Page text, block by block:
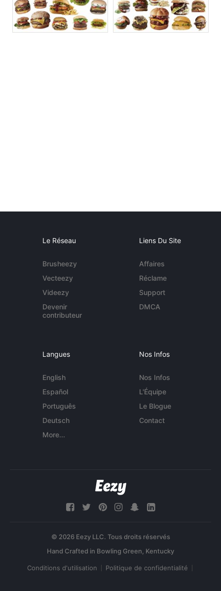
Le Réseau
Brusheezy
Vecteezy
Videezy
Devenir
contributeur
Liens Du Site
Affaires
Réclame
Support
DMCA
Langues
English
Español
Português
Deutsch
More...
Nos Infos
Nos Infos
L'Équipe
Le Blogue
Contact
© 2026 Eezy LLC. Tous droits réservés
Conditions d'utilisation Politique de confidentialité